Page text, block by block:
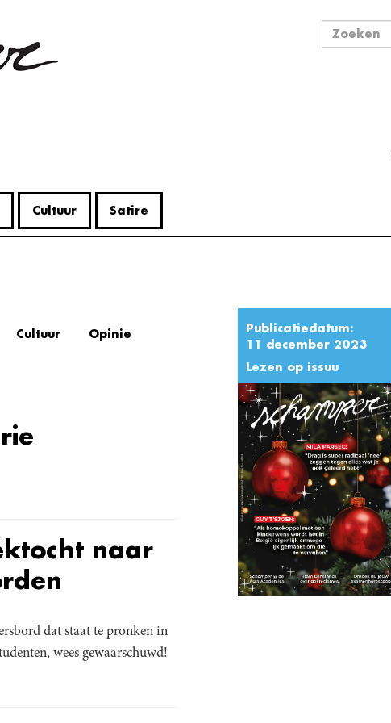
Cultuur Satire
Publicatiedatum:
11 december 2023
Lezen op issuu
Cultuur Opinie
naar
dat staat te pronken in
wees gewaarschuwd!